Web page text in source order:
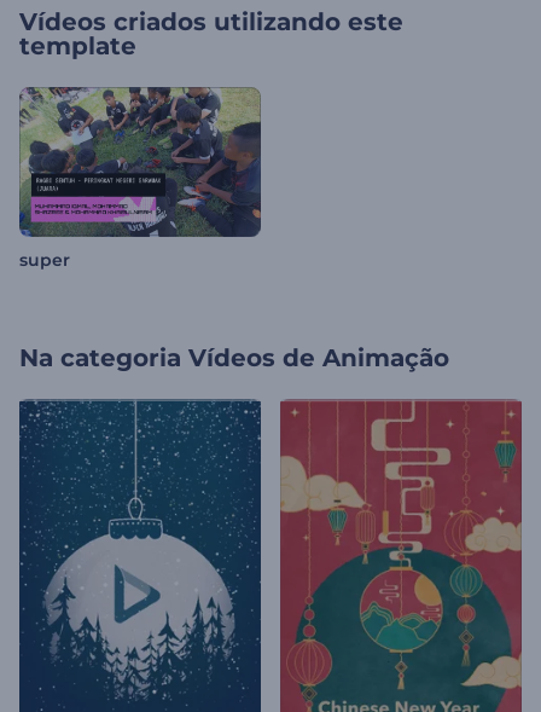
Vídeos criados utilizando este
template
super
Na categoria Vídeos de Animação